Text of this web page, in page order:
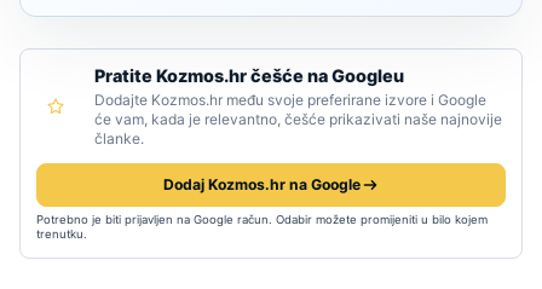
Pratite Kozmos.hr češće na Googleu
Dodajte Kozmos.hr među svoje preferirane izvore i Google
će vam, kada je relevantno, češće prikazivati naše najnovije
članke.
Dodaj Kozmos.hr na Google
Potrebno je biti prijavljen na Google račun. Odabir možete promijeniti u bilo kojem
trenutku.